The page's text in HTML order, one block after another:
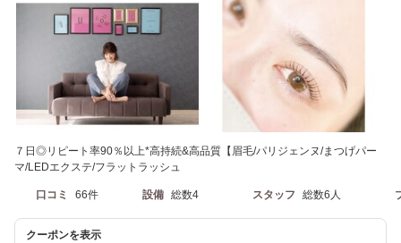
７日◎リピート率90％以上*高持続&高品質【眉毛/パリジェンヌ/まつげパー
マ/LEDエクステ/フラットラッシュ
口コミ 66件 設備 総数4 スタッフ 総数6人
クーポンを表示